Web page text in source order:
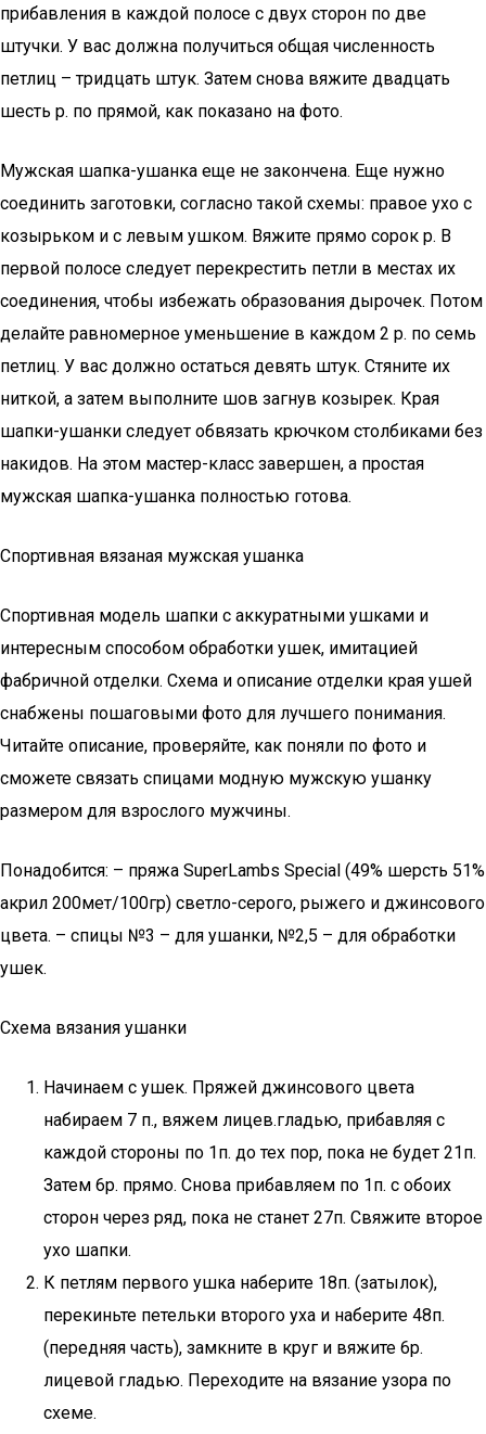
прибавления в каждой полосе с двух сторон по две
штучки. У вас должна получиться общая численность
петлиц – тридцать штук. Затем снова вяжите двадцать
шесть р. по прямой, как показано на фото.
Мужская шапка-ушанка еще не закончена. Еще нужно
соединить заготовки, согласно такой схемы: правое ухо с
козырьком и с левым ушком. Вяжите прямо сорок р. В
первой полосе следует перекрестить петли в местах их
соединения, чтобы избежать образования дырочек. Потом
делайте равномерное уменьшение в каждом 2 р. по семь
петлиц. У вас должно остаться девять штук. Стяните их
ниткой, а затем выполните шов загнув козырек. Края
шапки-ушанки следует обвязать крючком столбиками без
накидов. На этом мастер-класс завершен, а простая
мужская шапка-ушанка полностью готова.
Спортивная вязаная мужская ушанка
Спортивная модель шапки с аккуратными ушками и
интересным способом обработки ушек, имитацией
фабричной отделки. Схема и описание отделки края ушей
снабжены пошаговыми фото для лучшего понимания.
Читайте описание, проверяйте, как поняли по фото и
сможете связать спицами модную мужскую ушанку
размером для взрослого мужчины.
Понадобится: – пряжа SuperLambs Special (49% шерсть 51%
акрил 200мет/100гр) светло-серого, рыжего и джинсового
цвета. – спицы №3 – для ушанки, №2,5 – для обработки
ушек.
Схема вязания ушанки
Начинаем с ушек. Пряжей джинсового цвета
набираем 7 п., вяжем лицев.гладью, прибавляя с
каждой стороны по 1п. до тех пор, пока не будет 21п.
Затем 6р. прямо. Снова прибавляем по 1п. с обоих
сторон через ряд, пока не станет 27п. Свяжите второе
ухо шапки.
К петлям первого ушка наберите 18п. (затылок),
перекиньте петельки второго уха и наберите 48п.
(передняя часть), замкните в круг и вяжите 6р.
лицевой гладью. Переходите на вязание узора по
схеме.